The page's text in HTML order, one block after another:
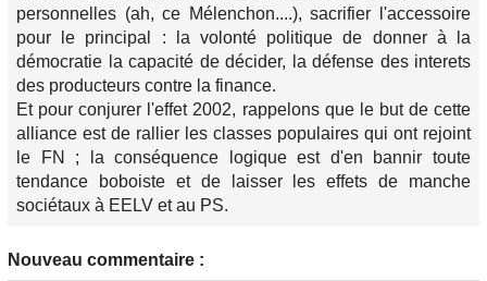
personnelles (ah, ce Mélenchon....), sacrifier l'accessoire
pour le principal : la volonté politique de donner à la
démocratie la capacité de décider, la défense des interets
des producteurs contre la finance.
Et pour conjurer l'effet 2002, rappelons que le but de cette
alliance est de rallier les classes populaires qui ont rejoint
le FN ; la conséquence logique est d'en bannir toute
tendance boboiste et de laisser les effets de manche
sociétaux à EELV et au PS.
Nouveau commentaire :